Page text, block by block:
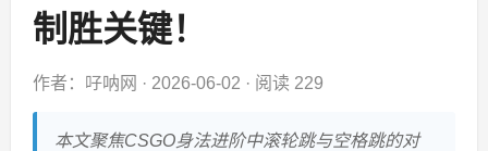
制胜关键！
作者：吇呐网 · 2026-06-02 · 阅读 229
本文聚焦CSGO身法进阶中滚轮跳与空格跳的对